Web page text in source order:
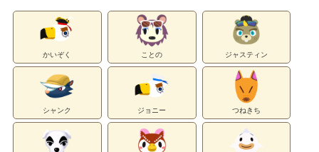
かいぞく ことの ジャスティン
シャンク ジョニー つねきち